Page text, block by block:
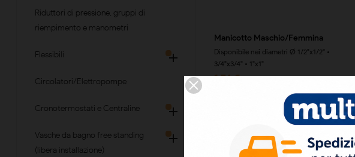
Riduttori di pressione, gruppi di
riempimento e manometri
Flessibili 
Circolatori/Elettropompe
Cronotermostati e Centraline 
Vasche da bagno free standing
(libera installazione)

Manicotto Maschio/Femmina
Disponibile nei diametri Ø 1/2"x1/2" •
3/4"x3/4" • 1"x1"
1,74 €